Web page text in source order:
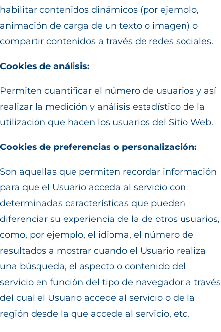
habilitar contenidos dinámicos (por ejemplo,
animación de carga de un texto o imagen) o
compartir contenidos a través de redes sociales.
Cookies de análisis:
Permiten cuantificar el número de usuarios y así
realizar la medición y análisis estadístico de la
utilización que hacen los usuarios del Sitio Web.
Cookies de preferencias o personalización:
Son aquellas que permiten recordar información
para que el Usuario acceda al servicio con
determinadas características que pueden
diferenciar su experiencia de la de otros usuarios,
como, por ejemplo, el idioma, el número de
resultados a mostrar cuando el Usuario realiza
una búsqueda, el aspecto o contenido del
servicio en función del tipo de navegador a través
del cual el Usuario accede al servicio o de la
región desde la que accede al servicio, etc.